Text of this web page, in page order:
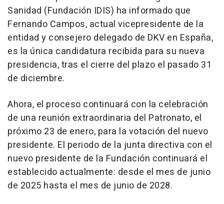
Sanidad (Fundación IDIS) ha informado que
Fernando Campos, actual vicepresidente de la
entidad y consejero delegado de DKV en España,
es la única candidatura recibida para su nueva
presidencia, tras el cierre del plazo el pasado 31
de diciembre.
Ahora, el proceso continuará con la celebración
de una reunión extraordinaria del Patronato, el
próximo 23 de enero, para la votación del nuevo
presidente. El periodo de la junta directiva con el
nuevo presidente de la Fundación continuará el
establecido actualmente: desde el mes de junio
de 2025 hasta el mes de junio de 2028.